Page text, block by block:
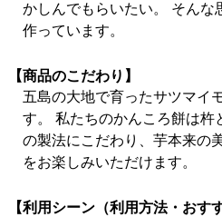
かしんでもらいたい。 そんな
作っています。
【商品のこだわり】
五島の大地で育ったサツマイ
す。 私たちのかんころ餅は杵
の製法にこだわり、芋本来の
をお楽しみいただけます。
【利用シーン（利用方法・おす